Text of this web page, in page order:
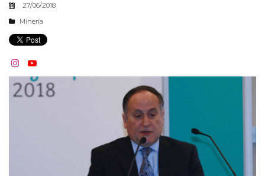
27/06/2018
Minería
 